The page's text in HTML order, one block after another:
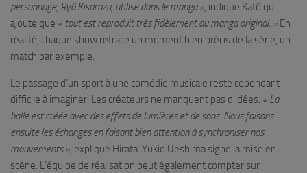
personnage, Ryô Kisarazu, utilise dans le manga », indique Katô qui
ajoute que « tout est reproduit très fidèlement au manga original. »En
réalité, chaque show retrace un moment bien précis de la série, un
match par exemple.
Le passage d’un sport à une comédie musicale reste cependant
difficile à imaginer. Les créateurs ne manquent pas d’idées. « La
balle est créée avec des effets de lumières et de sons. Nous faisons
ensuite les échanges en faisant bien attention à synchroniser nos
mouvements », explique Hirata. Yukio Ueshima signe la mise en
scène. L’équipe de réalisation peut également compter sur